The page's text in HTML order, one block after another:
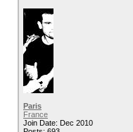
Paris
France
Join Date: Dec 2010